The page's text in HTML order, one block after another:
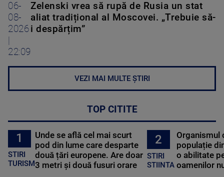
06-
08-
2026
22:09
Zelenski vrea să rupă de Rusia un stat
aliat tradițional al Moscovei. „Trebuie să-
i despărțim”
VEZI MAI MULTE ȘTIRI
TOP CITITE
1
STIRI
TURISM
Unde se află cel mai scurt
pod din lume care desparte
două țări europene. Are doar
3 metri și două fusuri orare
2
STIRI
STIINTA
Organismul
populație
o abilitate
oamenilor